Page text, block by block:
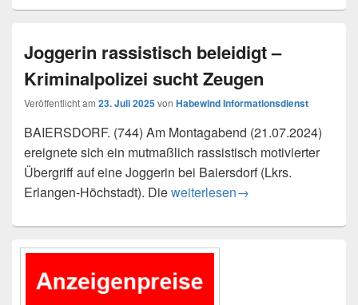
Joggerin rassistisch beleidigt –
Kriminalpolizei sucht Zeugen
Veröffentlicht am 23. Juli 2025von Habewind Informationsdienst
BAIERSDORF. (744) Am Montagabend (21.07.2024)
ereignete sich ein mutmaßlich rassistisch motivierter
Übergriff auf eine Joggerin bei Baiersdorf (Lkrs.
Erlangen-Höchstadt). DieJoggerin rassistisch beleidigt –
weiterlesen→
Primärer
Widgetbereich